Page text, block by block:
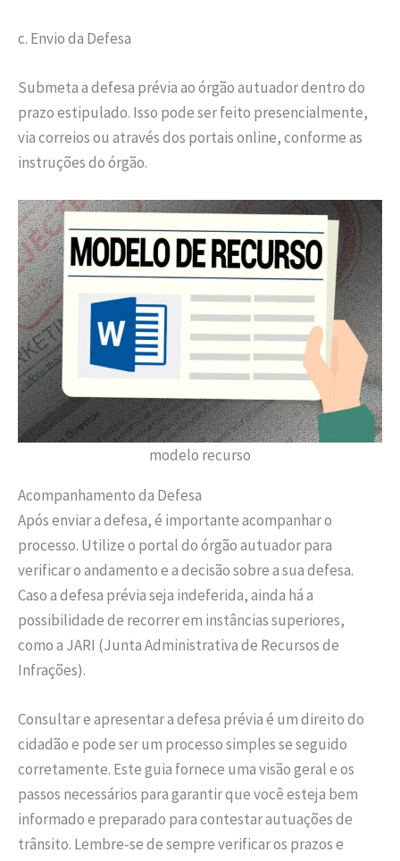
c. Envio da Defesa
Submeta a defesa prévia ao órgão autuador dentro do
prazo estipulado. Isso pode ser feito presencialmente,
via correios ou através dos portais online, conforme as
instruções do órgão.
modelo recurso
Acompanhamento da Defesa
Após enviar a defesa, é importante acompanhar o
processo. Utilize o portal do órgão autuador para
verificar o andamento e a decisão sobre a sua defesa.
Caso a defesa prévia seja indeferida, ainda há a
possibilidade de recorrer em instâncias superiores,
como a JARI (Junta Administrativa de Recursos de
Infrações).
Consultar e apresentar a defesa prévia é um direito do
cidadão e pode ser um processo simples se seguido
corretamente. Este guia fornece uma visão geral e os
passos necessários para garantir que você esteja bem
informado e preparado para contestar autuações de
trânsito. Lembre-se de sempre verificar os prazos e